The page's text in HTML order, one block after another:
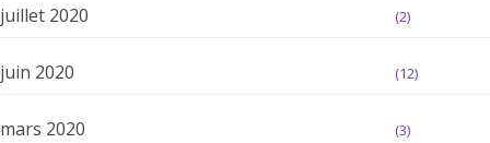
juillet 2020 (2)
juin 2020 (12)
mars 2020 (3)